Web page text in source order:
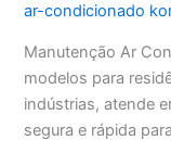
ar-condicionado
Manutenção Ar
modelos para
indústrias, atende
segura e rápida